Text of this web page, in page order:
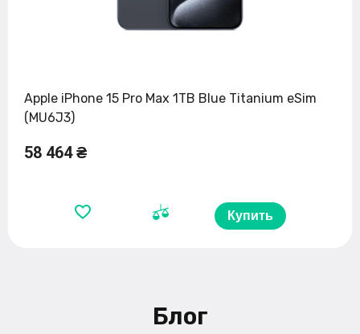
Apple iPhone 15 Pro Max 1TB Blue Titanium eSim
(MU6J3)
58 464 ₴
Купить
Блог